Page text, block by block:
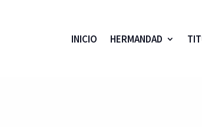
INICIO HERMANDAD